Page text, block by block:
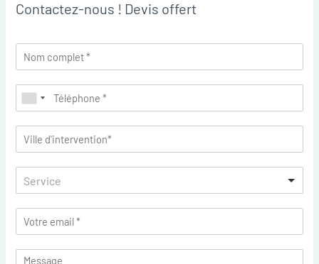
Contactez-nous ! Devis offert
Service